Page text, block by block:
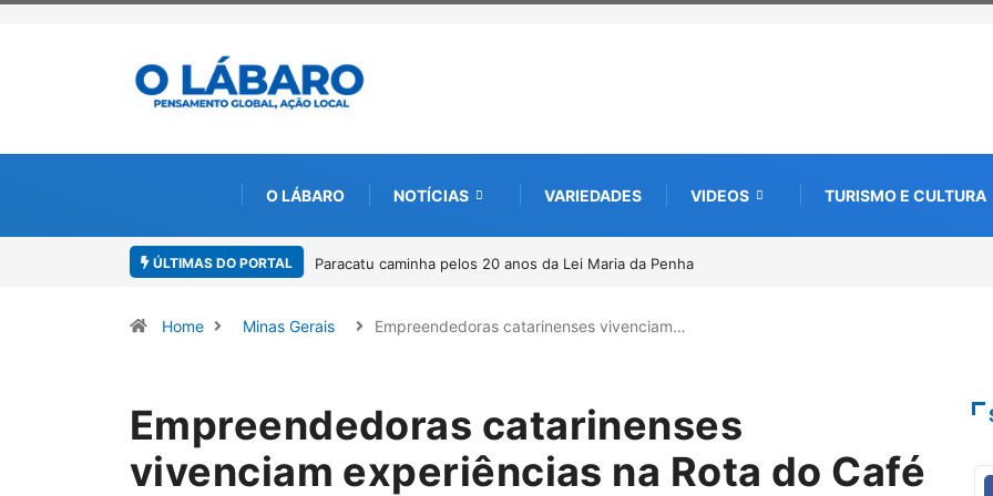
O LÁBARO NOTÍCIAS VARIEDADES VIDEOS TURISMO E CULTURA
ÚLTIMAS DO PORTAL Projeto CUTUCAR abre nova edição e semeia o futuro por meio da cultura e da memória
Home Minas Gerais Empreendedoras catarinenses vivenciam…
Empreendedoras catarinenses
vivenciam experiências na Rota do Café